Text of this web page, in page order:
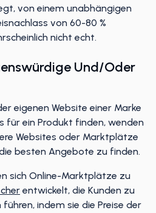
von einem unabhängigen
von 60-80 %
nicht echt.
Und/oder
eigenen Website einer Marke
für ein Produkt finden, wenden
Websites oder Marktplätze
besten Angebote zu finden.
sich Online-Marktplätze zu
entwickelt, die Kunden zu
indem sie die Preise der